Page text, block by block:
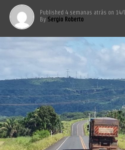
Published 4 semanas atrás on 14/
By Sergio Roberto